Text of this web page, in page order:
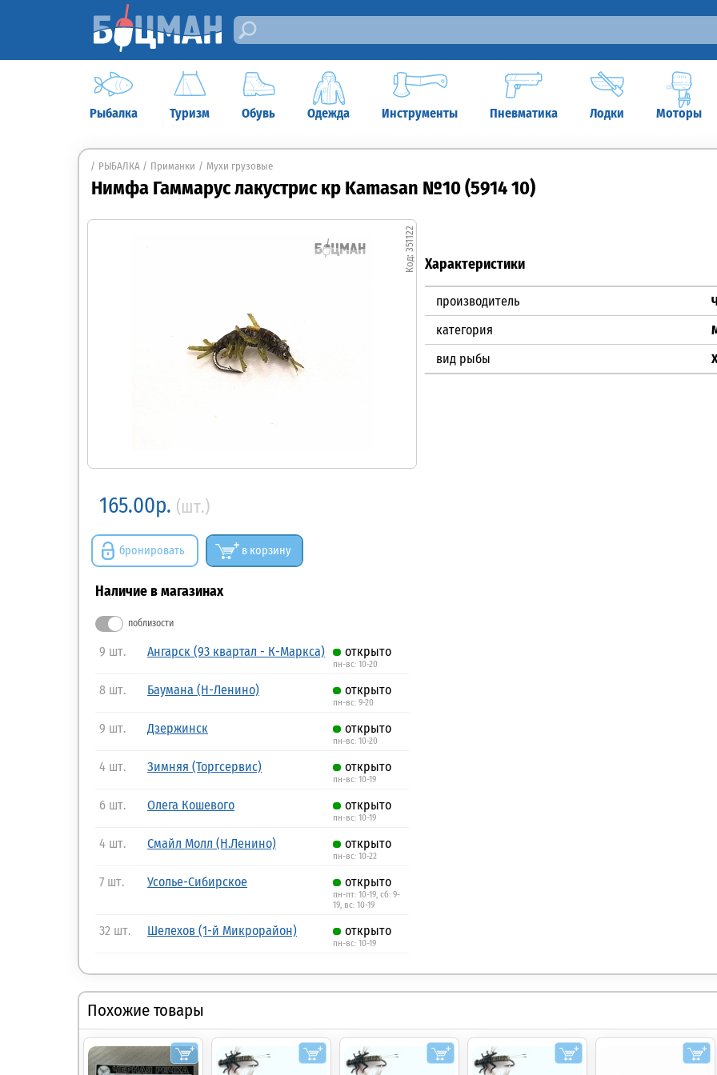
Рыбалка Туризм Обувь Одежда Инструменты Пневматика Лодки Моторы
РЫБАЛКА Приманки Мухи грузовые
Нимфа Гаммарус лакустрис кр Kamasan №10 (5914 10)
351122
165.00р. (шт.)
бронировать в корзину
Наличие в магазинах
поблизости
9 шт. Ангарск (93 квартал - К-Маркса) открыто
пн-вс: 10-20
8 шт. Баумана (Н-Ленино) открыто
пн-вс: 9-20
9 шт. Дзержинск открыто
пн-вс: 10-20
4 шт. Зимняя (Торгсервис) открыто
пн-вс: 10-19
6 шт. Олега Кошевого открыто
пн-вс: 10-19
4 шт. Смайл Молл (Н.Ленино) открыто
пн-вс: 10-22
7 шт. Усолье-Сибирское открыто
пн-пт: 10-19, сб: 9-
19, вс: 10-19
32 шт. Шелехов (1-й Микрорайон) открыто
пн-вс: 10-19
Характеристики
производитель
категория
вид рыбы
Похожие товары